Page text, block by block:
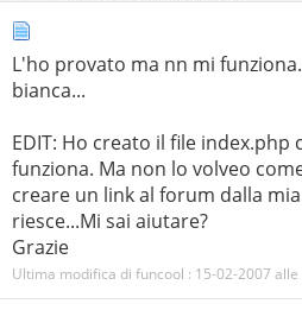
L'ho provato ma nn mi
bianca...
EDIT: Ho creato il file index.php
funziona. Ma non lo volveo
creare un link al forum dalla
riesce...Mi sai aiutare?
Grazie
Ultima modifica di funcool : 15-02-2007 alle